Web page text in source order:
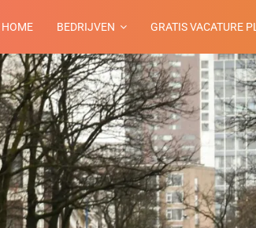
HOME BEDRIJVEN GRATIS VACATURE